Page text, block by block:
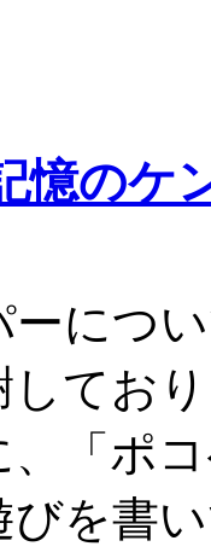
憶のケ
につ
してお
「ポ
びを書